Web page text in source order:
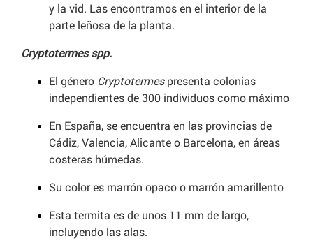
y la vid. Las encontramos en el interior de la
parte leñosa de la planta.
Cryptotermes spp.
El género Cryptotermespresenta colonias
independientes de 300 individuos como máximo
En España, se encuentra en las provincias de
Cádiz, Valencia, Alicante o Barcelona, en áreas
costeras húmedas.
Su color es marrón opaco o marrón amarillento
Esta termita es de unos 11 mm de largo,
incluyendo las alas.